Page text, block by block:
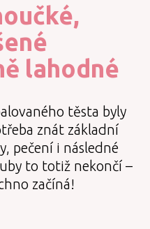
lahodné
těsta byly
znát základní
pečení i následné
to totiž nekončí –
začíná!